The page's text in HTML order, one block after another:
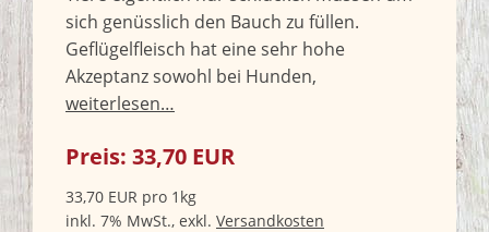
sich genüsslich den Bauch zu füllen.
Geflügelfleisch hat eine sehr hohe
Akzeptanz sowohl bei Hunden,
weiterlesen…
Preis: 33,70 EUR
33,70 EUR pro 1kg
inkl. 7% MwSt., exkl. Versandkosten